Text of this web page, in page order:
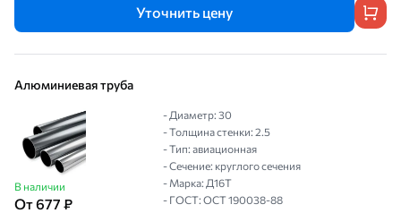
Уточнить цену
Алюминиевая труба
В наличии
От 677 ₽
- Диаметр: 30
- Толщина стенки: 2.5
- Тип: авиационная
- Сечение: круглого сечения
- Марка: Д16Т
- ГОСТ: ОСТ 190038-88